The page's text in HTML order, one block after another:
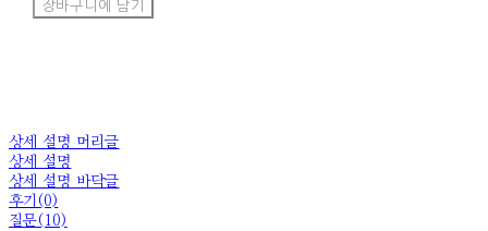
장바구니에 담기
상세 설명 머리글
상세 설명
상세 설명 바닥글
후기(0)
질문(10)